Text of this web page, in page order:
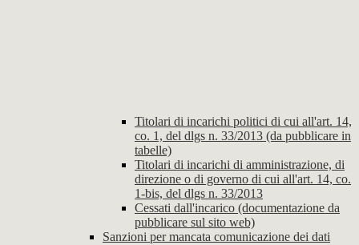
Titolari di incarichi politici di cui all'art. 14,
co. 1, del dlgs n. 33/2013 (da pubblicare in
tabelle)
Titolari di incarichi di amministrazione, di
direzione o di governo di cui all'art. 14, co.
1-bis, del dlgs n. 33/2013
Cessati dall'incarico (documentazione da
pubblicare sul sito web)
Sanzioni per mancata comunicazione dei dati